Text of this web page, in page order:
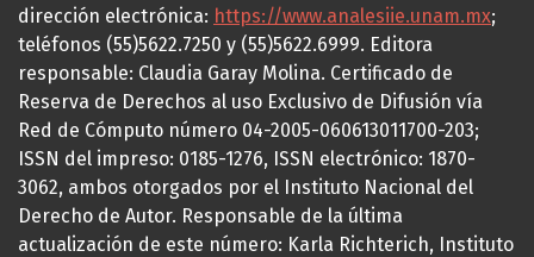
dirección electrónica: https://www.analesiie.unam.mx;
teléfonos (55)5622.7250 y (55)5622.6999. Editora
responsable: Claudia Garay Molina. Certificado de
Reserva de Derechos al uso Exclusivo de Difusión vía
Red de Cómputo número 04-2005-060613011700-203;
ISSN del impreso: 0185-1276, ISSN electrónico: 1870-
3062, ambos otorgados por el Instituto Nacional del
Derecho de Autor. Responsable de la última
actualización de este número: Karla Richterich, Instituto